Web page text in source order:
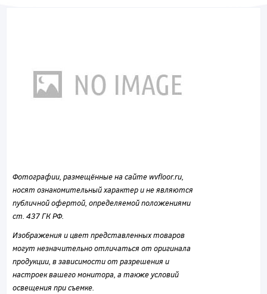
Фотографии, размещённые на сайте wvfloor.ru,
носят ознакомительный характер и не являются
публичной офертой, определяемой положениями
ст. 437 ГК РФ.
Изображения и цвет представленных товаров
могут незначительно отличаться от оригинала
продукции, в зависимости от разрешения и
настроек вашего монитора, а также условий
освещения при съемке.